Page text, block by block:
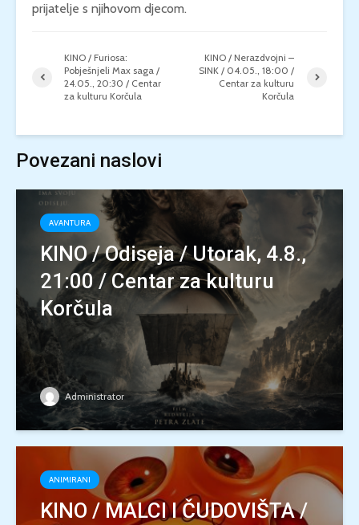
prijatelje s njihovom djecom.
KINO / Furiosa:
Pobješnjeli Max saga /
24.05., 20:30 / Centar
za kulturu Korčula
KINO / Nerazdvojni –
SINK / 04.05., 18:00 /
Centar za kulturu
Korčula
Povezani naslovi
AVANTURA
KINO / Odiseja / Utorak, 4.8.,
21:00 / Centar za kulturu
Korčula
Administrator
ANIMIRANI
KINO / MALCI I ČUDOVIŠTA /